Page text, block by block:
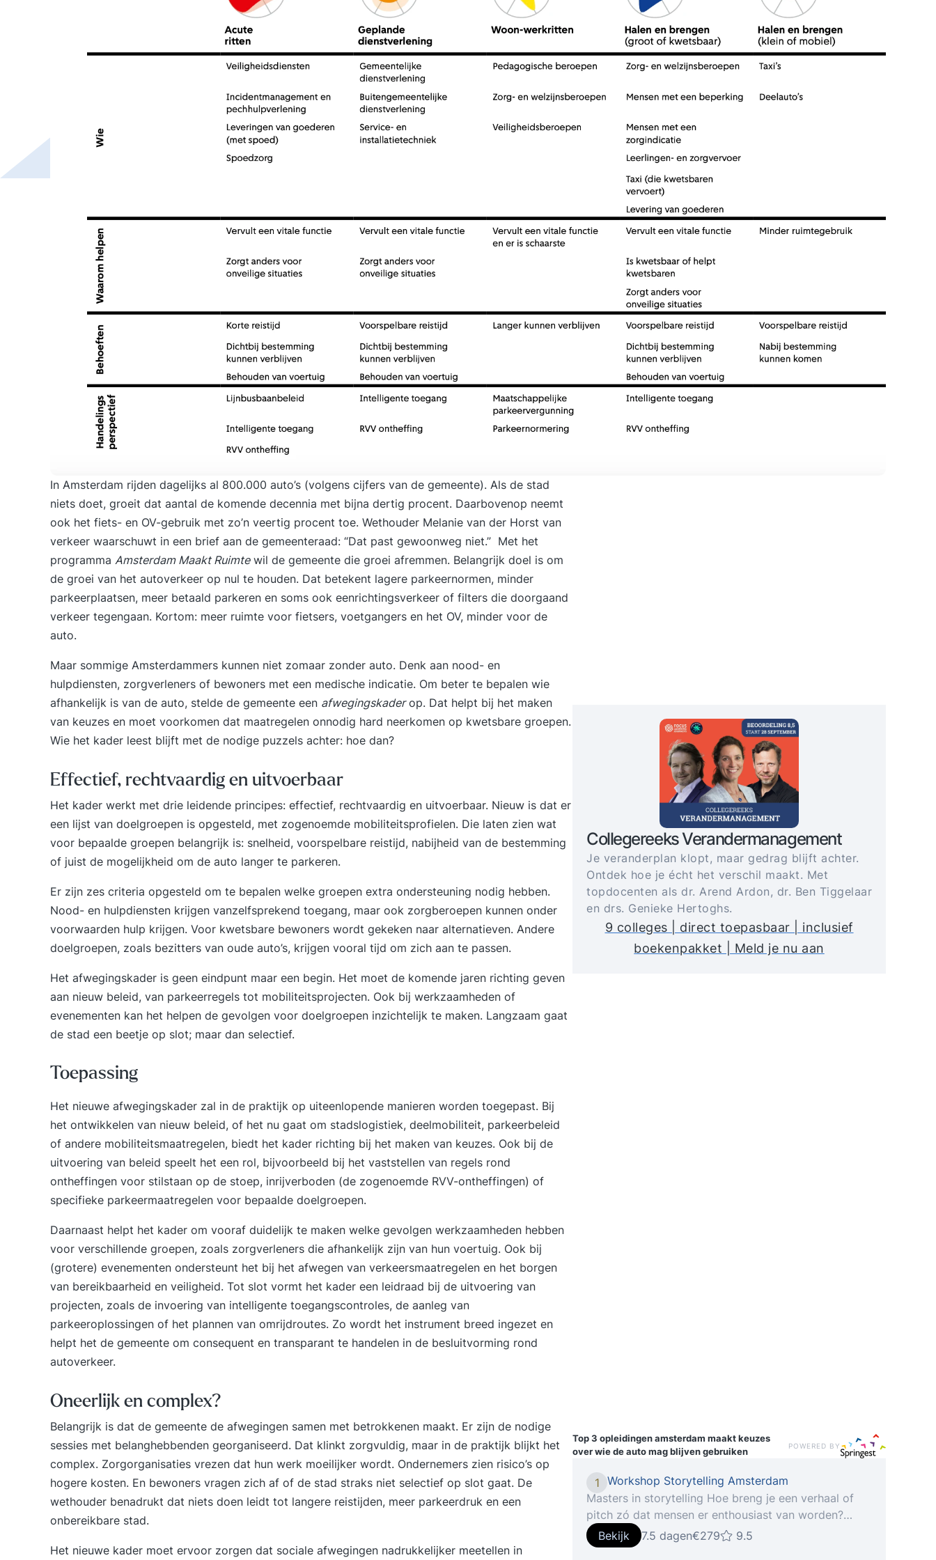
In Amsterdam rijden dagelijks al 800.000 auto’s (volgens cijfers van de gemeente). Als de stad
niets doet, groeit dat aantal de komende decennia met bijna dertig procent. Daarbovenop neemt
ook het fiets- en OV-gebruik met zo’n veertig procent toe. Wethouder Melanie van der Horst van
verkeer waarschuwt in een brief aan de gemeenteraad: “Dat past gewoonweg niet.” Met het
programma Amsterdam Maakt Ruimtewil de gemeente die groei afremmen. Belangrijk doel is om
de groei van het autoverkeer op nul te houden. Dat betekent lagere parkeernormen, minder
parkeerplaatsen, meer betaald parkeren en soms ook eenrichtingsverkeer of filters die doorgaand
verkeer tegengaan. Kortom: meer ruimte voor fietsers, voetgangers en het OV, minder voor de
auto.
Maar sommige Amsterdammers kunnen niet zomaar zonder auto. Denk aan nood- en
hulpdiensten, zorgverleners of bewoners met een medische indicatie. Om beter te bepalen wie
afhankelijk is van de auto, stelde de gemeente een afwegingskaderop. Dat helpt bij het maken
van keuzes en moet voorkomen dat maatregelen onnodig hard neerkomen op kwetsbare groepen.
Wie het kader leest blijft met de nodige puzzels achter: hoe dan?
Effectief, rechtvaardig en uitvoerbaar
Het kader werkt met drie leidende principes: effectief, rechtvaardig en uitvoerbaar. Nieuw is dat er
een lijst van doelgroepen is opgesteld, met zogenoemde mobiliteitsprofielen. Die laten zien wat
voor bepaalde groepen belangrijk is: snelheid, voorspelbare reistijd, nabijheid van de bestemming
of juist de mogelijkheid om de auto langer te parkeren.
Er zijn zes criteria opgesteld om te bepalen welke groepen extra ondersteuning nodig hebben.
Nood- en hulpdiensten krijgen vanzelfsprekend toegang, maar ook zorgberoepen kunnen onder
voorwaarden hulp krijgen. Voor kwetsbare bewoners wordt gekeken naar alternatieven. Andere
doelgroepen, zoals bezitters van oude auto’s, krijgen vooral tijd om zich aan te passen.
Het afwegingskader is geen eindpunt maar een begin. Het moet de komende jaren richting geven
aan nieuw beleid, van parkeerregels tot mobiliteitsprojecten. Ook bij werkzaamheden of
evenementen kan het helpen de gevolgen voor doelgroepen inzichtelijk te maken. Langzaam gaat
de stad een beetje op slot; maar dan selectief.
Toepassing
Het nieuwe afwegingskader zal in de praktijk op uiteenlopende manieren worden toegepast. Bij
het ontwikkelen van nieuw beleid, of het nu gaat om stadslogistiek, deelmobiliteit, parkeerbeleid
of andere mobiliteitsmaatregelen, biedt het kader richting bij het maken van keuzes. Ook bij de
uitvoering van beleid speelt het een rol, bijvoorbeeld bij het vaststellen van regels rond
ontheffingen voor stilstaan op de stoep, inrijverboden (de zogenoemde RVV-ontheffingen) of
specifieke parkeermaatregelen voor bepaalde doelgroepen.
Daarnaast helpt het kader om vooraf duidelijk te maken welke gevolgen werkzaamheden hebben
voor verschillende groepen, zoals zorgverleners die afhankelijk zijn van hun voertuig. Ook bij
(grotere) evenementen ondersteunt het bij het afwegen van verkeersmaatregelen en het borgen
van bereikbaarheid en veiligheid. Tot slot vormt het kader een leidraad bij de uitvoering van
projecten, zoals de invoering van intelligente toegangscontroles, de aanleg van
parkeeroplossingen of het plannen van omrijdroutes. Zo wordt het instrument breed ingezet en
helpt het de gemeente om consequent en transparant te handelen in de besluitvorming rond
autoverkeer.
Oneerlijk en complex?
Belangrijk is dat de gemeente de afwegingen samen met betrokkenen maakt. Er zijn de nodige
sessies met belanghebbenden georganiseerd. Dat klinkt zorgvuldig, maar in de praktijk blijkt het
complex. Zorgorganisaties vrezen dat hun werk moeilijker wordt. Ondernemers zien risico’s op
hogere kosten. En bewoners vragen zich af of de stad straks niet selectief op slot gaat. De
wethouder benadrukt dat niets doen leidt tot langere reistijden, meer parkeerdruk en een
onbereikbare stad.
Het nieuwe kader moet ervoor zorgen dat sociale afwegingen nadrukkelijker meetellen in
Collegereeks Verandermanagement
Je veranderplan klopt, maar gedrag blijft achter.
Ontdek hoe je écht het verschil maakt. Met
topdocenten als dr. Arend Ardon, dr. Ben Tiggelaar
en drs. Genieke Hertoghs.
9 colleges | direct toepasbaar | inclusief
boekenpakket | Meld je nu aan
Top 3 opleidingenamsterdam maakt keuzes
over wie de auto mag blijven gebruiken
POWERED BY
1 Workshop Storytelling Amsterdam
Masters in storytelling Hoe breng je een verhaal of
pitch zó dat mensen er enthousiast van worden?
Welke ingrediënten maken een verhaal of
boodschap spannend en verbindend? De workshop
Bekijk 7.5 dagen€279 9.5